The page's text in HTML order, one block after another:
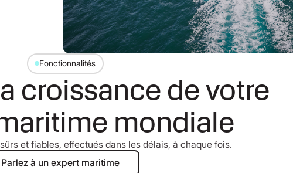
Fonctionnalités
croissance de votre
mondiale
et fiables, effectués dans les délais, à chaque fois.
Parlez à un expert maritime
Parlez à un expert maritime